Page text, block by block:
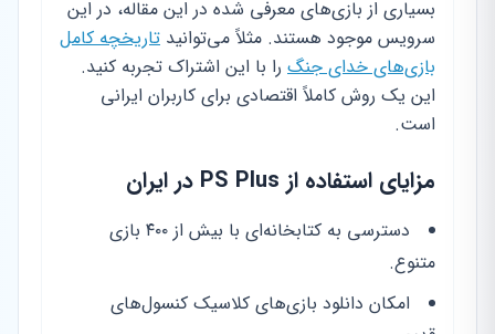
بسیاری از بازی‌های معرفی شده در این مقاله، در این
سرویس موجود هستند. مثلاً می‌توانید تاریخچه کامل
بازی‌های خدای جنگ را با این اشتراک تجربه کنید.
این یک روش کاملاً اقتصادی برای کاربران ایرانی
است.
مزایای استفاده از PS Plus در ایران
دسترسی به کتابخانه‌ای با بیش از ۴۰۰ بازی
متنوع.
امکان دانلود بازی‌های کلاسیک کنسول‌های